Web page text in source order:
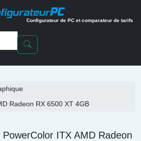
PC
Configurateur de PC et comparateur de tarifs
Radeon RX 6500 XT 4GB
PowerColor ITX AMD Radeon